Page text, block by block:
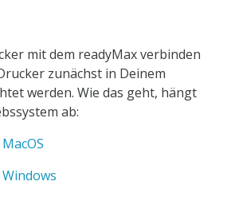
mit dem readyMax verbinden
zunächst in Deinem
werden. Wie das geht, hängt
ab:
MacOS
Windows